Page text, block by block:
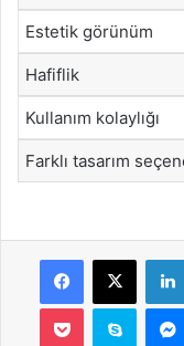
Estetik görünüm
Hafiflik
Kullanım kolaylığı
Farklı tasarım
Facebook
X
Pocket Skype